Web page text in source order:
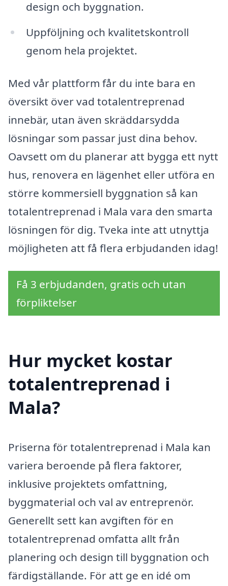
design och byggnation.
Uppföljning och kvalitetskontroll
genom hela projektet.
Med vår plattform får du inte bara en
översikt över vad totalentreprenad
innebär, utan även skräddarsydda
lösningar som passar just dina behov.
Oavsett om du planerar att bygga ett nytt
hus, renovera en lägenhet eller utföra en
större kommersiell byggnation så kan
totalentreprenad i Mala vara den smarta
lösningen för dig. Tveka inte att utnyttja
möjligheten att få flera erbjudanden idag!
Få 3 erbjudanden, gratis och utan
förpliktelser
Hur mycket kostar
totalentreprenad i
Mala?
Priserna för totalentreprenad i Mala kan
variera beroende på flera faktorer,
inklusive projektets omfattning,
byggmaterial och val av entreprenör.
Generellt sett kan avgiften för en
totalentreprenad omfatta allt från
planering och design till byggnation och
färdigställande. För att ge en idé om